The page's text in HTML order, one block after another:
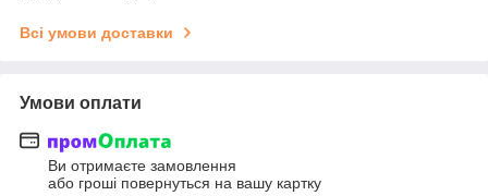
Всі умови доставки
Умови оплати
Ви отримаєте замовлення
або гроші повернуться на вашу картку